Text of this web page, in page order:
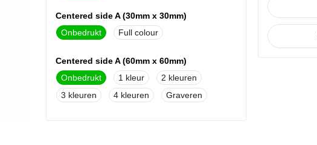
Centered side A (30mm x 30mm)
Onbedrukt
Full colour
Centered side A (60mm x 60mm)
Onbedrukt
1
2
3
4 Graveren